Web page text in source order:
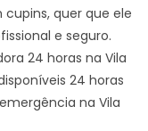
quer que ele
e seguro.
24 horas na Vila
24 horas
na Vila